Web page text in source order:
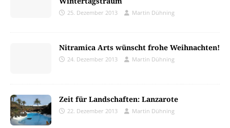
25. Dezember 2013 Martin Dühning
Nitramica Arts wünscht frohe Weihnachten!
24. Dezember 2013 Martin Dühning
Zeit für Landschaften: Lanzarote
22. Dezember 2013 Martin Dühning